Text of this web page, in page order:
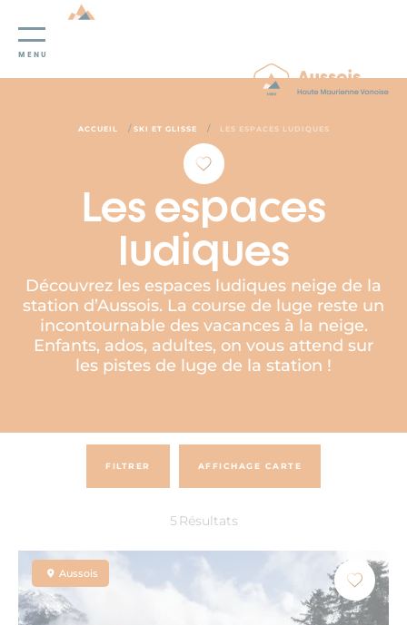
Panneau de gestion des cookies
MENU
ACCUEIL / SKI ET GLISSE / LES ESPACES LUDIQUES
Les espaces
ludiques
Découvrez les espaces ludiques neige de la
station d’Aussois. La course de luge reste un
incontournable des vacances à la neige.
Enfants, ados, adultes, on vous attend sur
les pistes de luge de la station !
FILTRER
5 Résultats
AFFICHAGE CARTE
Aussois